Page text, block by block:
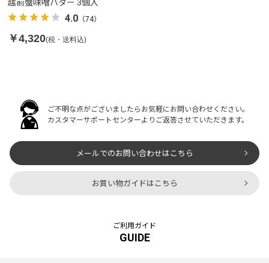
越前蟹味噌バター 3個入
4.0 （74）
￥4,320(税・送料込)
ご不明な点がございましたらお気軽にお問い合わせください。
カスタマーサポートセンターよりご返答させていただきます。
メールでのお問い合わせはこちら
お買い物ガイドはこちら
ご利用ガイド
GUIDE